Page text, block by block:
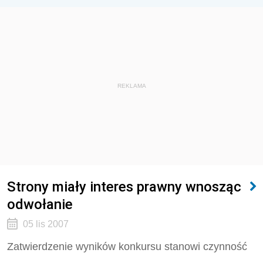
REKLAMA
Strony miały interes prawny wnosząc
odwołanie
05 lis 2007
Zatwierdzenie wyników konkursu stanowi czynność